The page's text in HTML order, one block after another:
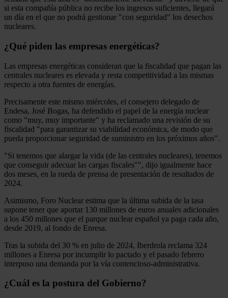
si esta compañía pública no recibe los ingresos suficientes, llegará
un día en el que no podrá gestionar "con seguridad" los desechos
nucleares.
¿Qué piden las empresas energéticas?
Las empresas energéticas consideran que la fiscalidad que pagan las
centrales nucleares es elevada y resta competitividad a las mismas
respecto a otra fuentes de energías.
Precisamente este mismo miércoles, el consejero delegado de
Endesa, José Bogas, ha defendido el papel de la energía nuclear
como "muy, muy importante" y ha reclamado una revisión de su
fiscalidad "para garantizar su viabilidad económica, de modo que
pueda proporcionar seguridad de suministro en los próximos años".
"Si tenemos que alargar la vida (de las centrales nucleares), tenemos
que conseguir adecuar las cargas fiscales"", dijo igualmente hace
dos meses, en la rueda de prensa de presentación de resultados de
2024.
Asimismo, Foro Nuclear estima que la última subida de la tasa
supone tener que aportar 130 millones de euros anuales adicionales
a los 450 millones que el parque nuclear español ya paga cada año,
desde 2019, al fondo de Enresa.
Tras la subida del 30 % en julio de 2024, Iberdrola reclama 324
millones a Enresa por incumplir lo pactado y el pasado febrero
interpuso una demanda por la vía contencioso-administrativa.
¿Cuál es la postura del Gobierno?